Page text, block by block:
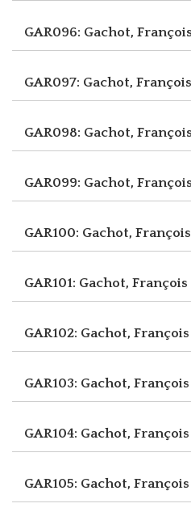
GAR096: Gachot, François
GAR097: Gachot, François
GAR098: Gachot, François
GAR099: Gachot, François
GAR100: Gachot, François
GAR101: Gachot, François
GAR102: Gachot, François
GAR103: Gachot, François
GAR104: Gachot, François
GAR105: Gachot, François